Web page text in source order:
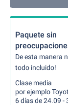
Paquete sin
De esta manera
todo incluido!
Clase media
por ejemplo
6 días de 24.09 -